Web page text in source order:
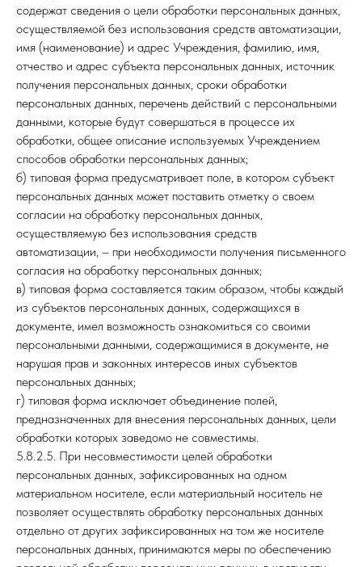
содержат сведения о цели обработки персональных данных,
осуществляемой без использования средств автоматизации,
имя (наименование) и адрес Учреждения, фамилию, имя,
отчество и адрес субъекта персональных данных, источник
получения персональных данных, сроки обработки
персональных данных, перечень действий с персональными
данными, которые будут совершаться в процессе их
обработки, общее описание используемых Учреждением
способов обработки персональных данных;
б) типовая форма предусматривает поле, в котором субъект
персональных данных может поставить отметку о своем
согласии на обработку персональных данных,
осуществляемую без использования средств
автоматизации, – при необходимости получения письменного
согласия на обработку персональных данных;
в) типовая форма составляется таким образом, чтобы каждый
из субъектов персональных данных, содержащихся в
документе, имел возможность ознакомиться со своими
персональными данными, содержащимися в документе, не
нарушая прав и законных интересов иных субъектов
персональных данных;
г) типовая форма исключает объединение полей,
предназначенных для внесения персональных данных, цели
обработки которых заведомо не совместимы.
5.8.2.5. При несовместимости целей обработки
персональных данных, зафиксированных на одном
материальном носителе, если материальный носитель не
позволяет осуществлять обработку персональных данных
отдельно от других зафиксированных на том же носителе
персональных данных, принимаются меры по обеспечению